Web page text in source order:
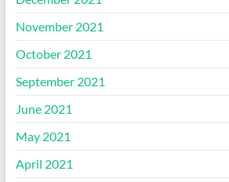
November 2021
October 2021
September 2021
June 2021
May 2021
April 2021